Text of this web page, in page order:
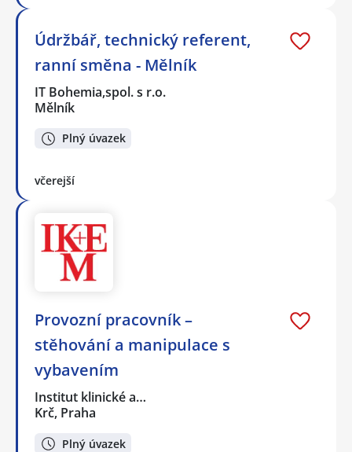
Údržbář, technický referent,
ranní směna - Mělník
IT Bohemia,spol. s r.o.
Mělník
Plný úvazek
včerejší
Provozní pracovník –
stěhování a manipulace s
vybavením
Institut klinické a…
Krč, Praha
Plný úvazek